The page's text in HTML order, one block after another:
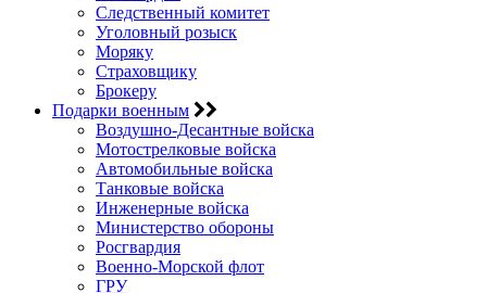
Следственный комитет
Уголовный розыск
Моряку
Страховщику
Брокеру
Подарки военным
Воздушно-Десантные войска
Мотострелковые войска
Автомобильные войска
Танковые войска
Инженерные войска
Министерство обороны
Росгвардия
Военно-Морской флот
ГРУ